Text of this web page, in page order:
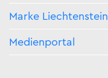
Marke Liechtenstein
Medienportal